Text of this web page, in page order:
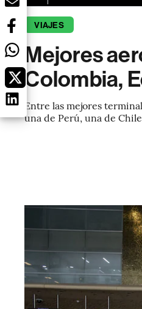
VIAJES
Mejores
Colombia,
Entre las mejores
una de Perú, una de